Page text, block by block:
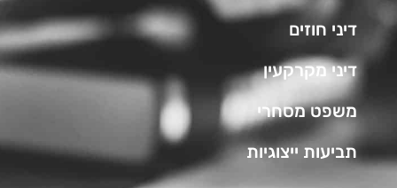
דיני חוזים
דיני מקרקעין
משפט מסחרי
תביעות ייצוגיות